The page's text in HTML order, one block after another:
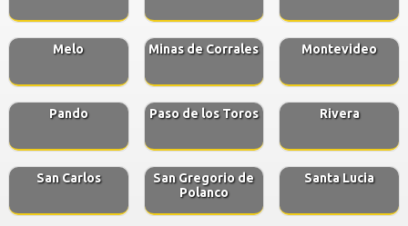
Melo Minas de Corrales Montevideo
Pando Paso de los Toros Rivera
San Carlos
San Gregorio de
Polanco
Santa Lucia